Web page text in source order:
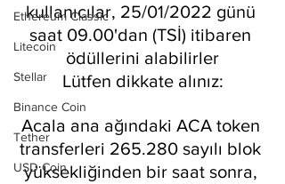
Ethereum Classic
Litecoin
Stellar
Binance Coin
Tether
USD Coin
kullanıcılar, 25/01/2022 günü
saat 09.00'dan (TSİ) itibaren
ödüllerini alabilirler
Lütfen dikkate alınız:
Acala ana ağındaki ACA token
transferleri 265.280 sayılı blok
yüksekliğinden bir saat sonra,